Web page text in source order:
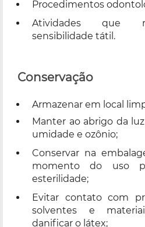
Procedimentos
Atividades que
sensibilidade tátil.
Conservação
Armazenar em local
Manter ao abrigo da
umidade e ozônio;
Conservar na
momento do uso
esterilidade;
Evitar contato com
solventes e
danificar o látex;